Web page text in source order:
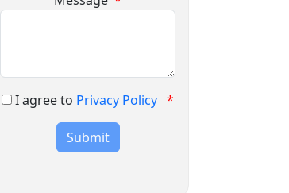
I agree to Privacy Policy *
Submit